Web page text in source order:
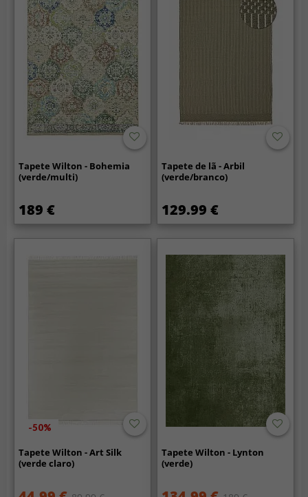
Tapete Wilton - Bohemia
(verde/multi)
189 €
Tapete de lã - Arbil
(verde/branco)
129.99 €
-50%
Tapete Wilton - Art Silk
(verde claro)
Tapete Wilton - Lynton
(verde)